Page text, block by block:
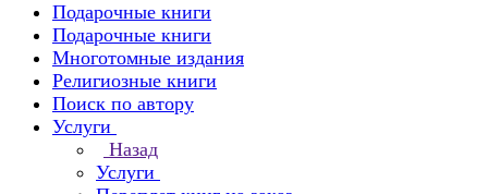
Подарочные книги
Подарочные книги
Многотомные издания
Религиозные книги
Поиск по автору
Услуги
Назад
Услуги